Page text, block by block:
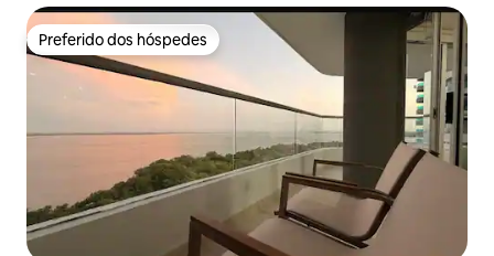
Preferido dos hóspedes
Preferido dos hóspedes